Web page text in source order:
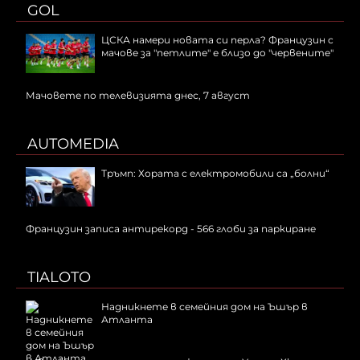
GOL
ЦСКА намери новата си перла? Французин с
мачове за "петлите" е близо до "червените"
Мачовете по телевизията днес, 7 август
AUTOMEDIA
Тръмп: Хората с електромобили са „болни“
Французин записа антирекорд - 566 глоби за паркиране
TIALOTO
Надникнете в семейния дом на Ъшър в
Атланта